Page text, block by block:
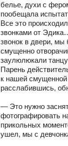
белье, духи с
пообещала
Все это
звонками от
звонок в двери,
смущенно
заулюлюкали танцу
Парень
к нашей смущенной
расслабившись,
— Это нужно
фотографировать
прикольных
ушел, мы с